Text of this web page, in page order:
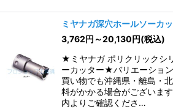
ミヤナガ深穴ホールソーカ
3,762円 ～20,130円(税込)
★ミヤナガ ポリクリックシ
ーカッター★バリエーショ
買い物でも沖縄県・離島・
料がかかる場合がございま
内よりご確認くださ…